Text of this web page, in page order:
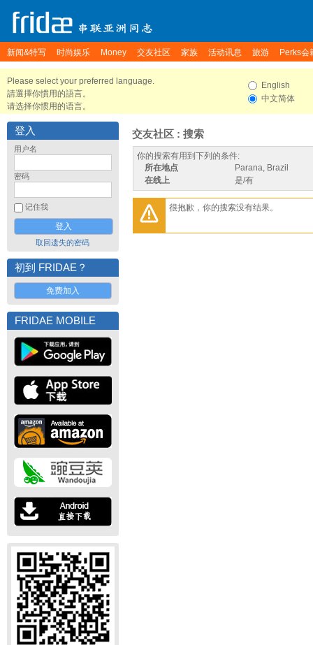
新闻&特写 时尚娱乐 Money 交友社区 家族 活动讯息 旅游 Perks会
Please select your preferred language.
請選擇你慣用的語言。
请选择你惯用的语言。
English
中文简体
登入
用户名
密码
记住我
取回遗失的密码
初到 FRIDAE？
免费加入
FRIDAE MOBILE
交友社区 : 搜索
你的搜索有用到下列的条件:
所在地点
Parana, Brazil
在线上
是/有
很抱歉，你的搜索没有结果。